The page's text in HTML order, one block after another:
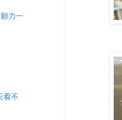
力一
看不